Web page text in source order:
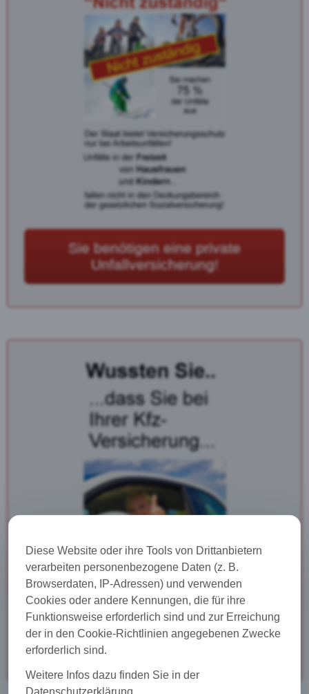
Sie benötigen eine private
Unfallversicherung!
Hier geht es zur Lösung!
Diese Website oder ihre Tools von Drittanbietern
verarbeiten personenbezogene Daten (z. B.
Browserdaten, IP-Adressen) und verwenden
Cookies oder andere Kennungen, die für ihre
Funktionsweise erforderlich sind und zur Erreichung
der in den Cookie-Richtlinien angegebenen Zwecke
erforderlich sind.
Weitere Infos dazu finden Sie in der
Datenschutzerklärung.